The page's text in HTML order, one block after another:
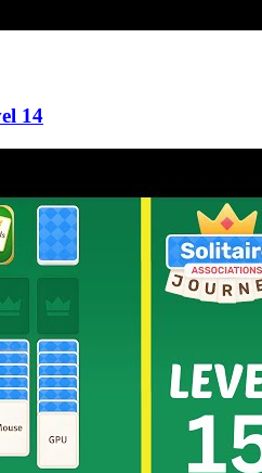
14